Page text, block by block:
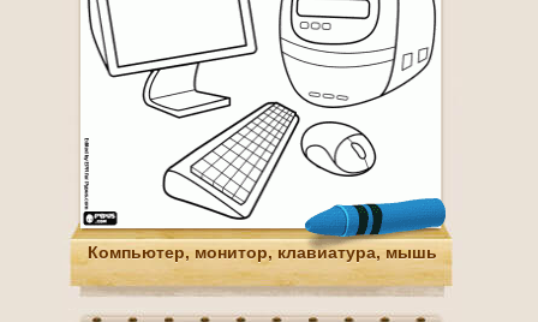
Компьютер, монитор, клавиатура, мышь